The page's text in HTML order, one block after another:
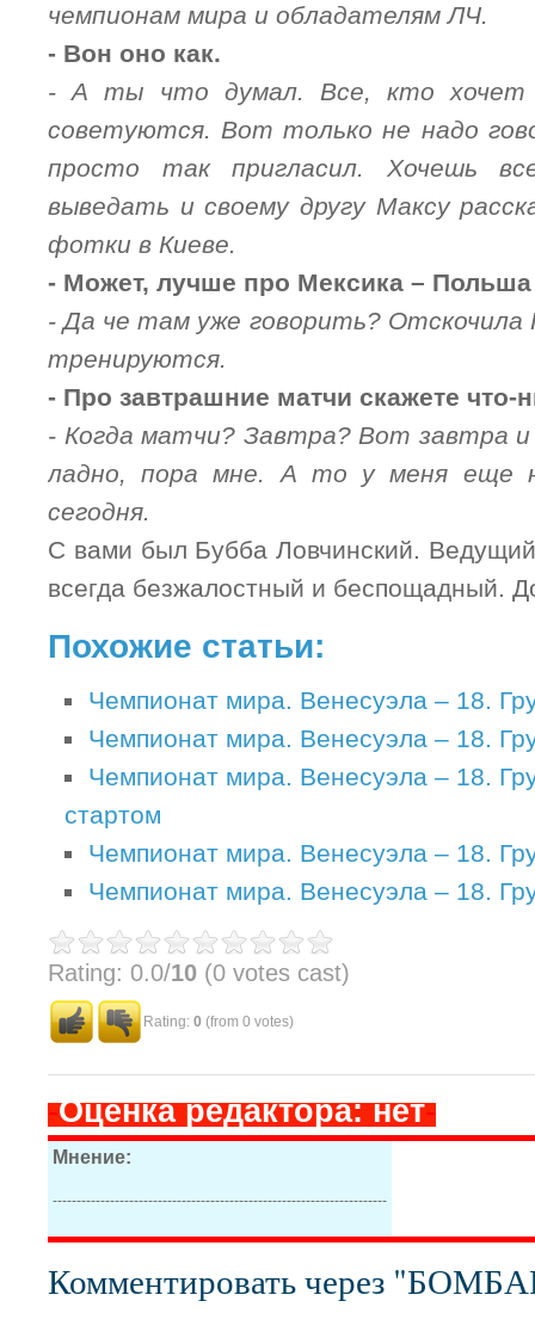
чемпионам мира и обладателям ЛЧ.
- Вон оно как.
- А ты что думал. Все, кто хочет
советуются. Вот только не надо
просто так пригласил. Хочешь
выведать и своему другу Максу
фотки в Киеве.
- Может, лучше про Мексика –
- Да че там уже говорить?
тренируются.
- Про завтрашние матчи скажете что-
- Когда матчи? Завтра? Вот завтра
ладно, пора мне. А то у меня еще
сегодня.
С вами был Бубба Ловчинский.
всегда безжалостный и беспощадный.
Похожие статьи:
Чемпионат мира. Венесуэла – 18.
Чемпионат мира. Венесуэла – 18.
Чемпионат мира. Венесуэла – 18.
стартом
Чемпионат мира. Венесуэла – 18.
Чемпионат мира. Венесуэла – 18.
Rating: 0.0/10 (0 votes cast)
Rating: 0 (from 0 votes)
-Оценка редактора: нет-
Мнение:
----------------------------------------------------------------------
Комментировать через